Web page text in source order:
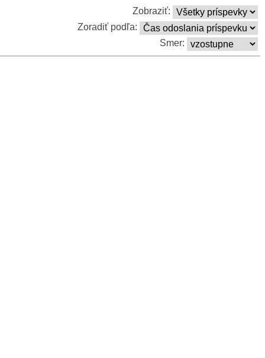
Zobraziť:
Zoradiť podľa:
Smer: